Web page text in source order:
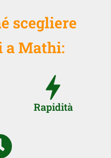
scegliere
a Mathi:
Rapidità